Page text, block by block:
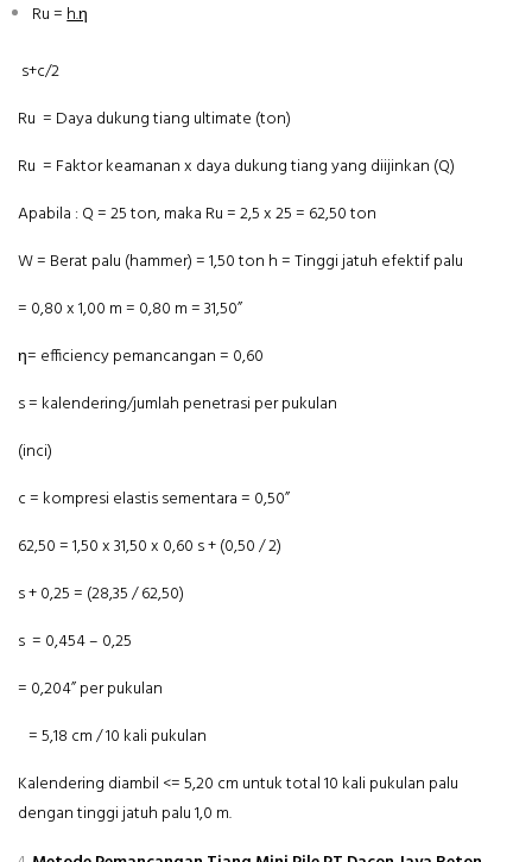
Ru =h.η
s+c/2
Ru = Daya dukung tiang ultimate (ton)
Ru = Faktor keamanan x daya dukung tiang yang diijinkan (Q)
Apabila : Q = 25 ton, maka Ru = 2,5 x 25 = 62,50 ton
W = Berat palu (hammer) = 1,50 ton h = Tinggi jatuh efektif palu
= 0,80 x 1,00 m = 0,80 m = 31,50”
η= efficiency pemancangan = 0,60
s = kalendering/jumlah penetrasi per pukulan
(inci)
c = kompresi elastis sementara = 0,50”
62,50 = 1,50 x 31,50 x 0,60 s + (0,50 / 2)
s + 0,25 = (28,35 / 62,50)
s = 0,454 – 0,25
= 0,204” per pukulan
= 5,18 cm / 10 kali pukulan
Kalendering diambil <= 5,20 cm untuk total 10 kali pukulan palu
dengan tinggi jatuh palu 1,0 m.